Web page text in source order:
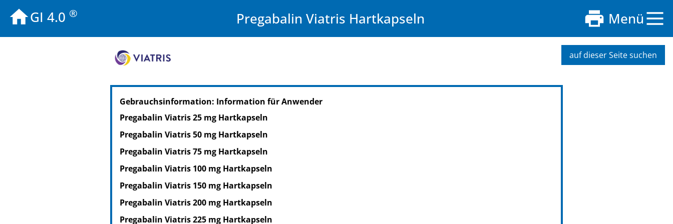
GI 4.0 ® Pregabalin Viatris Hartkapseln Menü
auf dieser Seite suchen
PZN: 19014513
PPN: 111901451303
NTIN: 04150190145138
PPN: 111901453656
NTIN: 04150190145367
Gebrauchsinformation: Information für Anwender
Pregabalin Viatris 25 mg Hartkapseln
Pregabalin Viatris 50 mg Hartkapseln
Pregabalin Viatris 75 mg Hartkapseln
Pregabalin Viatris 100 mg Hartkapseln
Pregabalin Viatris 150 mg Hartkapseln
Pregabalin Viatris 200 mg Hartkapseln
Pregabalin Viatris 225 mg Hartkapseln